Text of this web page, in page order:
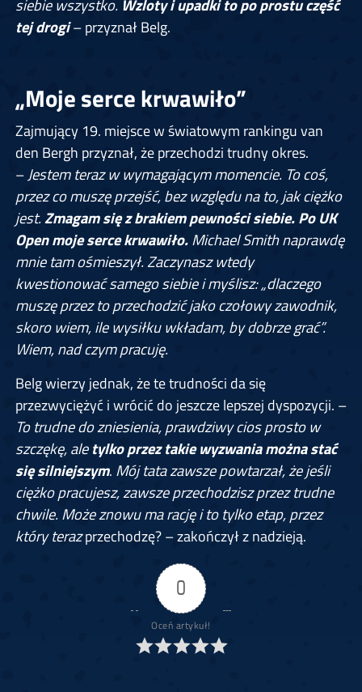
siebie wszystko. Wzloty i upadki to po prostu część
tej drogi– przyznał Belg.
„Moje serce krwawiło”
Zajmujący 19. miejsce w światowym rankingu van
den Bergh przyznał, że przechodzi trudny okres.
–Jestem teraz w wymagającym momencie. To coś,
przez co muszę przejść, bez względu na to, jak ciężko
jest.Zmagam się z brakiem pewności siebie. Po UK
Open moje serce krwawiło.Michael Smith naprawdę
mnie tam ośmieszył. Zaczynasz wtedy
kwestionować samego siebie i myślisz: „dlaczego
muszę przez to przechodzić jako czołowy zawodnik,
skoro wiem, ile wysiłku wkładam, by dobrze grać”.
Wiem, nad czym pracuję.
Belg wierzy jednak, że te trudności da się
przezwyciężyć i wrócić do jeszcze lepszej dyspozycji. –
To trudne do zniesienia, prawdziwy cios prosto w
szczękę, aletylko przez takie wyzwania można stać
się silniejszym. Mój tata zawsze powtarzał, że jeśli
ciężko pracujesz, zawsze przechodzisz przez trudne
chwile. Może znowu ma rację i to tylko etap, przez
który terazprzechodzę? – zakończył z nadzieją.
0
Oceń artykuł!